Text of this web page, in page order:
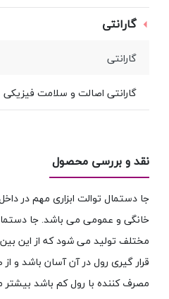
گارانتی
گارانتی
گارانتی اصالت و سلامت فیزیکی
نقد و بررسی محصول
جا دستمال توالت ابزاری مهم در
خانگی و عمومی می باشد. جا
مختلف تولید می شود که از این
قرار گیری رول در آن آسان باشد
مصرف کننده با رول کم باشد